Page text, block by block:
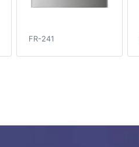
FR-241